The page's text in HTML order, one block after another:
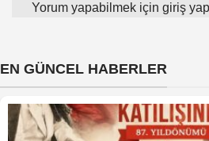
Yorum yapabilmek için giriş
EN GÜNCEL HABERLER